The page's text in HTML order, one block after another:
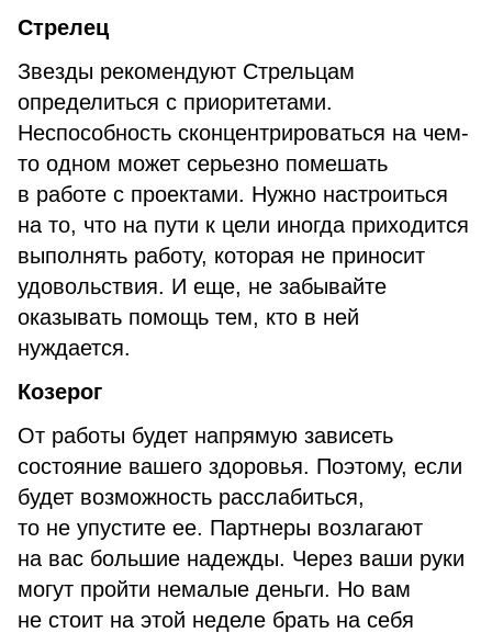
Стрелец
Звезды рекомендуют Стрельцам
определиться с приоритетами.
Неспособность сконцентрироваться на чем-
то одном может серьезно помешать
в работе с проектами. Нужно настроиться
на то, что на пути к цели иногда приходится
выполнять работу, которая не приносит
удовольствия. И еще, не забывайте
оказывать помощь тем, кто в ней
нуждается.
Козерог
От работы будет напрямую зависеть
состояние вашего здоровья. Поэтому, если
будет возможность расслабиться,
то не упустите ее. Партнеры возлагают
на вас большие надежды. Через ваши руки
могут пройти немалые деньги. Но вам
не стоит на этой неделе брать на себя